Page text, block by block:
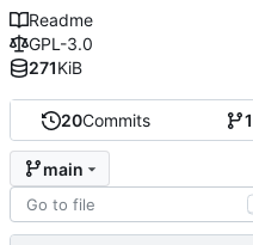
20Commits 1
main
Readme
GPL-3.0
271KiB